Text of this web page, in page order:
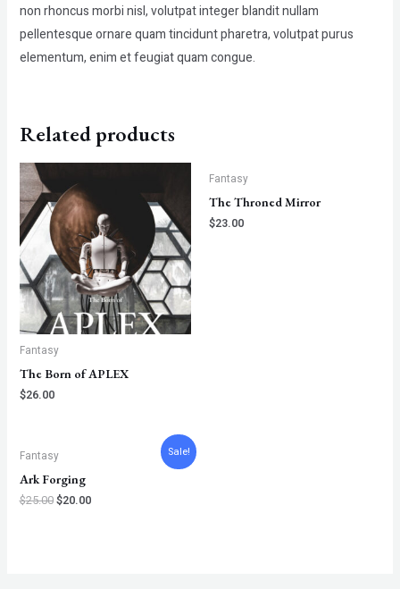
non rhoncus morbi nisl, volutpat integer blandit nullam
pellentesque ornare quam tincidunt pharetra, volutpat purus
elementum, enim et feugiat quam congue.
Related products
Fantasy
The Born of APLEX
$26.00
Fantasy
The Throned Mirror
$23.00
Sale!
Fantasy
Ark Forging
$25.00
price
was:
$25.00.
$20.00